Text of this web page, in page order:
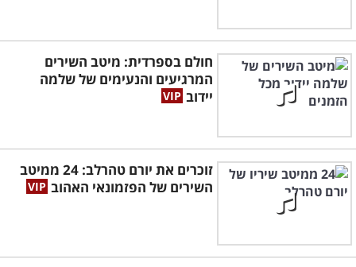
חולם בספרדית: מיטב השירים
המרגיעים והנעימים של שלמה
יידוב
זוכרים את יורם טהרלב: 24 ממיטב
השירים של הפזמונאי האהוב